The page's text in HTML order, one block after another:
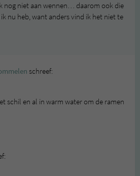
nog niet aan wennen… daarom ook die
nu heb, want anders vind ik het niet te
schreef:
schil en al in warm water om de ramen